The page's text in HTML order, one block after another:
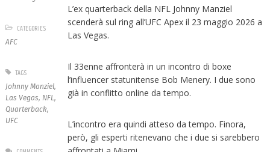
L’ex quarterback della NFL Johnny Manziel
scenderà sul ring all’UFC Apex il 23 maggio 2026 a
Las Vegas.
Il 33enne affronterà in un incontro di boxe
l’influencer statunitense Bob Menery. I due sono
già in conflitto online da tempo.
L’incontro era quindi atteso da tempo. Finora,
però, gli esperti ritenevano che i due si sarebbero
CATEGORIES
AFC
TAGS
Johnny Manziel,
Las Vegas, NFL,
Quarterback,
UFC